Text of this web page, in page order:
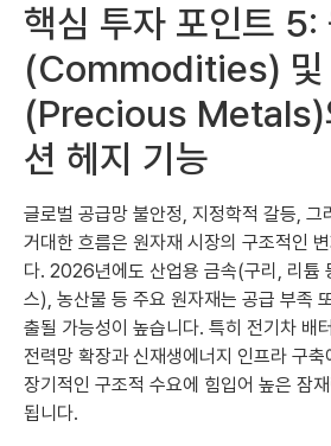
핵심 투자 포인트 5:
(Commodities) 및
(Precious Metals)
션 헤지 기능
글로벌 공급망 불안정, 지정학적 갈등, 그
거대한 흐름은 원자재 시장의 구조적인
다. 2026년에도 산업용 금속(구리, 리튬
스), 농산물 등 주요 원자재는 공급 부족
출될 가능성이 높습니다. 특히 전기차 배
전력망 확장과 신재생에너지 인프라 구
장기적인 구조적 수요에 힘입어 높은 잠
됩니다.